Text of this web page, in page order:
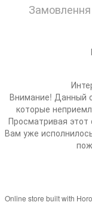
Внимание! Данный
которые
Просматривая
Вам уже
Online store built with